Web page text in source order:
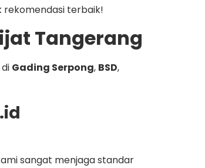
rekomendasi terbaik!
Tangerang
Gading Serpong, BSD,
sangat menjaga standar